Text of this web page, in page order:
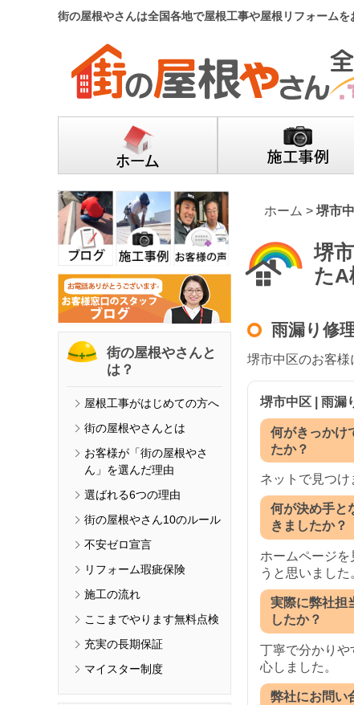
街の屋根やさんは全国各地で屋根工事や屋根リフォームを
街の屋根やさんと
は？
屋根工事がはじめての方へ
街の屋根やさんとは
お客様が「街の屋根やさ
ん」を選んだ理由
選ばれる6つの理由
街の屋根やさん10のルール
不安ゼロ宣言
リフォーム瑕疵保険
施工の流れ
ここまでやります無料点検
充実の長期保証
マイスター制度
ホーム > 堺市
堺
たA
雨漏り修
堺市中区のお客様
堺市中区 | 雨漏
何がきっかけ
たか？
ネットで見つけ
何が決め手と
きましたか？
ホームページを
うと思いました
実際に弊社担
したか？
丁寧で分かり
心しました。
弊社にお問い